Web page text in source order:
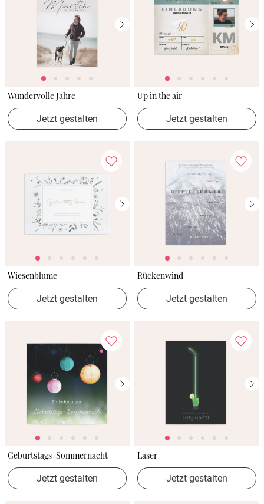
Wundervolle Jahre
Jetzt gestalten
Up in the air
Jetzt gestalten
Wiesenblume
Jetzt gestalten
Rückenwind
Jetzt gestalten
Geburtstags-Sommernacht
Jetzt gestalten
Laser
Jetzt gestalten